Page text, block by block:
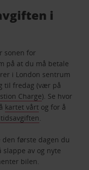
i
sonen for
på at du må betale
i London sentrum
til fredag (vær på
Charge). Se hvor
kartet vårt og for å
første dagen du
av og nyte
bilen.